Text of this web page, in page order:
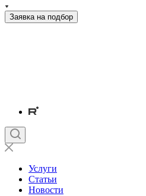
Заявка на подбор
Услуги
Статьи
Новости